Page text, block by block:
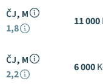
ČJ, M
1,8
11 000
ČJ, M
2,2
6 000